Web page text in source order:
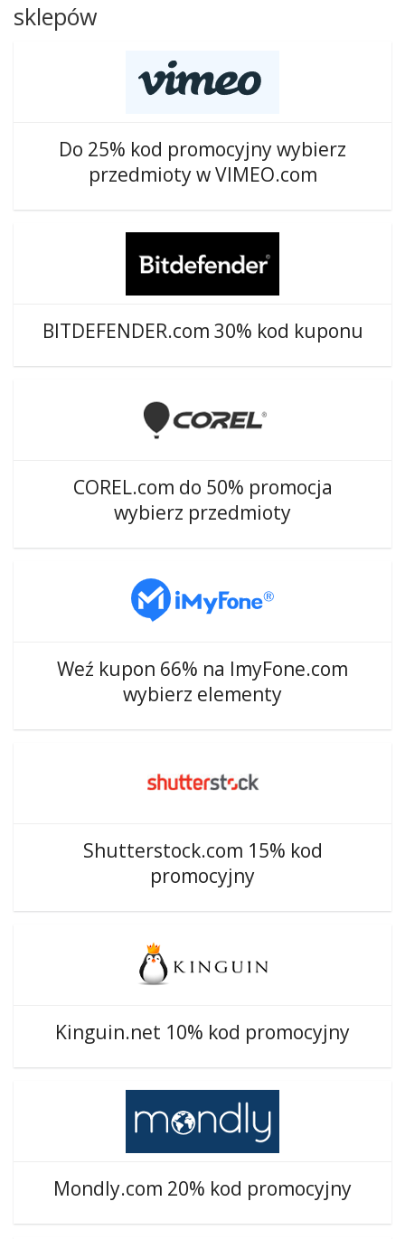
sklepów
Do 25% kod promocyjny wybierz
przedmioty w VIMEO.com
BITDEFENDER.com 30% kod kuponu
COREL.com do 50% promocja
wybierz przedmioty
Weź kupon 66% na ImyFone.com
wybierz elementy
Shutterstock.com 15% kod
promocyjny
Kinguin.net 10% kod promocyjny
Mondly.com 20% kod promocyjny